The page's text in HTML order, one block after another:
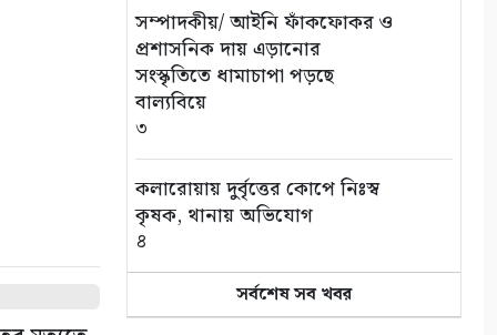
সভা
১০
সম্পাদকীয়/ আইনি ফাঁকফোকর ও
প্রশাসনিক দায় এড়ানোর
সংস্কৃতিতে ধামাচাপা পড়ছে
বাল্যবিয়ে
৩
কলারোয়ায় দুর্বৃত্তের কোপে নিঃস্ব
কৃষক, থানায় অভিযোগ
৪
সড়ক পথে চাঁদাবাজি বন্ধে সর্বোচ্চ
সর্বশেষ সব খবর